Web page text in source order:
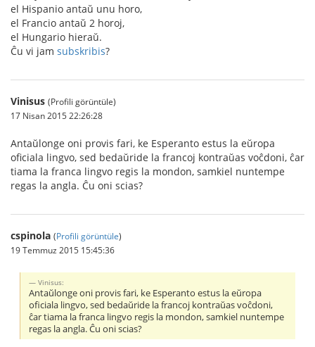
el Hispanio antaŭ unu horo,
el Francio antaŭ 2 horoj,
el Hungario hieraŭ.
Ĉu vi jam subskribis?
Vinisus (Profili görüntüle)
17 Nisan 2015 22:26:28
Antaŭlonge oni provis fari, ke Esperanto estus la eŭropa
oficiala lingvo, sed bedaŭride la francoj kontraŭas voĉdoni, ĉar
tiama la franca lingvo regis la mondon, samkiel nuntempe
regas la angla. Ĉu oni scias?
cspinola (Profili görüntüle)
19 Temmuz 2015 15:45:36
Vinisus:
Antaŭlonge oni provis fari, ke Esperanto estus la eŭropa
oficiala lingvo, sed bedaŭride la francoj kontraŭas voĉdoni,
ĉar tiama la franca lingvo regis la mondon, samkiel nuntempe
regas la angla. Ĉu oni scias?